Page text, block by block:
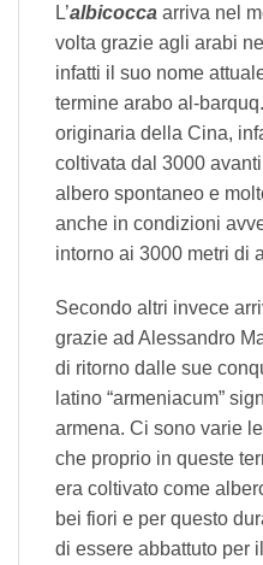
L’albicocca arriva nel
volta grazie agli arabi
infatti il suo nome
termine arabo al-
originaria della Cina,
coltivata dal 3000
albero spontaneo e
anche in condizioni
intorno ai 3000 metri di
Secondo altri invece
grazie ad Alessandro
di ritorno dalle sue
latino “armeniacum”
armena. Ci sono varie
che proprio in queste
era coltivato come
bei fiori e per questo
di essere abbattuto per